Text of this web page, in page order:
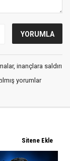
inançlara saldırı
yorumlar